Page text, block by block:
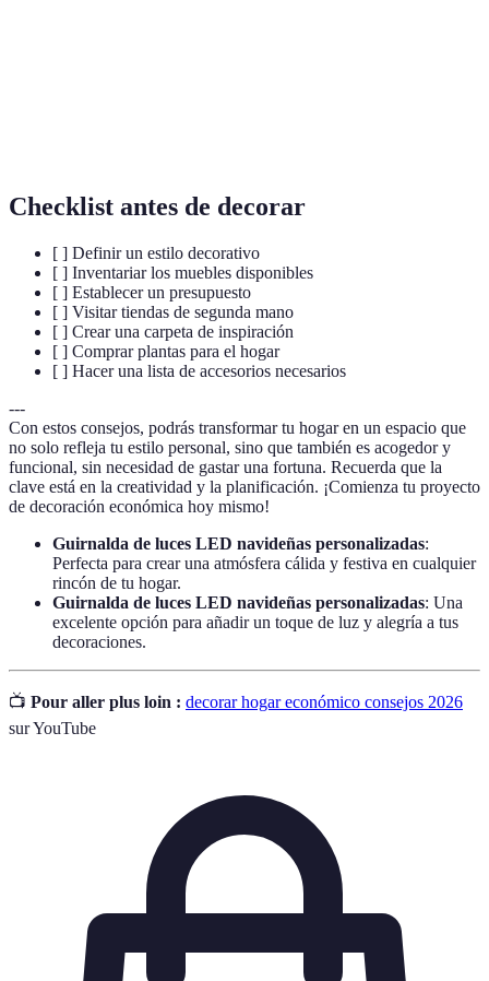
Checklist antes de decorar
[ ] Definir un estilo decorativo
[ ] Inventariar los muebles disponibles
[ ] Establecer un presupuesto
[ ] Visitar tiendas de segunda mano
[ ] Crear una carpeta de inspiración
[ ] Comprar plantas para el hogar
[ ] Hacer una lista de accesorios necesarios
---
Con estos consejos, podrás transformar tu hogar en un espacio que
no solo refleja tu estilo personal, sino que también es acogedor y
funcional, sin necesidad de gastar una fortuna. Recuerda que la
clave está en la creatividad y la planificación. ¡Comienza tu proyecto
de decoración económica hoy mismo!
Guirnalda de luces LED navideñas personalizadas:
Perfecta para crear una atmósfera cálida y festiva en cualquier
rincón de tu hogar.
Guirnalda de luces LED navideñas personalizadas: Una
excelente opción para añadir un toque de luz y alegría a tus
decoraciones.
📺 Pour aller plus loin : decorar hogar económico consejos 2026
sur YouTube